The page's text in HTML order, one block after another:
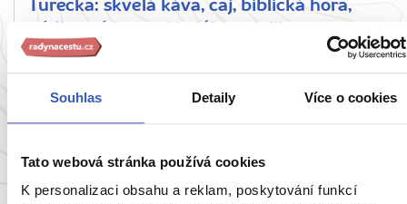
Souhlas Detaily Více o cookies
Tato webová stránka používá cookies
K personalizaci obsahu a reklam, poskytování funkcí
Turecka: skvělá káva, čaj, biblická hora,
nejlepší ančovičky
3012 přečtení
Zobrazit všechny články o Turecku